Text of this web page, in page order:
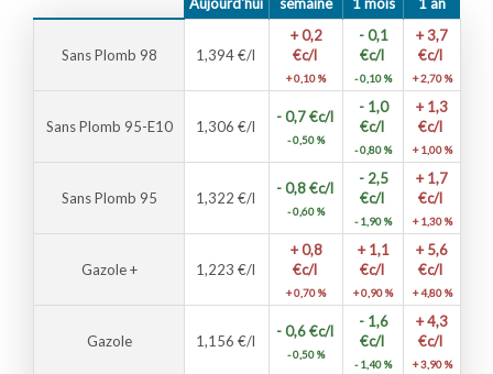
Sans Plomb 98 1,394€/l
+ 0,2
€c/l
+ 0,10 %
- 0,1
€c/l
- 0,10 %
+ 3,7
€c/l
+ 2,70 %
Sans Plomb 95-E10 1,306 €/l
- 0,7€c/l
- 0,50 %
- 1,0
€c/l
- 0,80 %
+ 1,3
€c/l
+ 1,00 %
Sans Plomb 95 1,322 €/l
- 0,8€c/l
- 0,60 %
- 2,5
€c/l
- 1,90 %
+ 1,7
€c/l
+ 1,30 %
Gazole + 1,223 €/l
+ 0,8
€c/l
+ 0,70 %
+ 1,1
€c/l
+ 0,90 %
+ 5,6
€c/l
+ 4,80 %
Gazole 1,156 €/l
- 0,6€c/l
- 0,50 %
- 1,6
€c/l
- 1,40 %
+ 4,3
€c/l
+ 3,90 %